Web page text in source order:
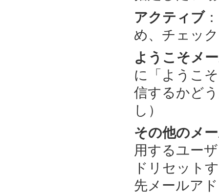
アクティブ
め、チェック
ようこそメ
に「ようこ
信するかど
し）
その他のメ
用するユー
ドリセット
先メールア